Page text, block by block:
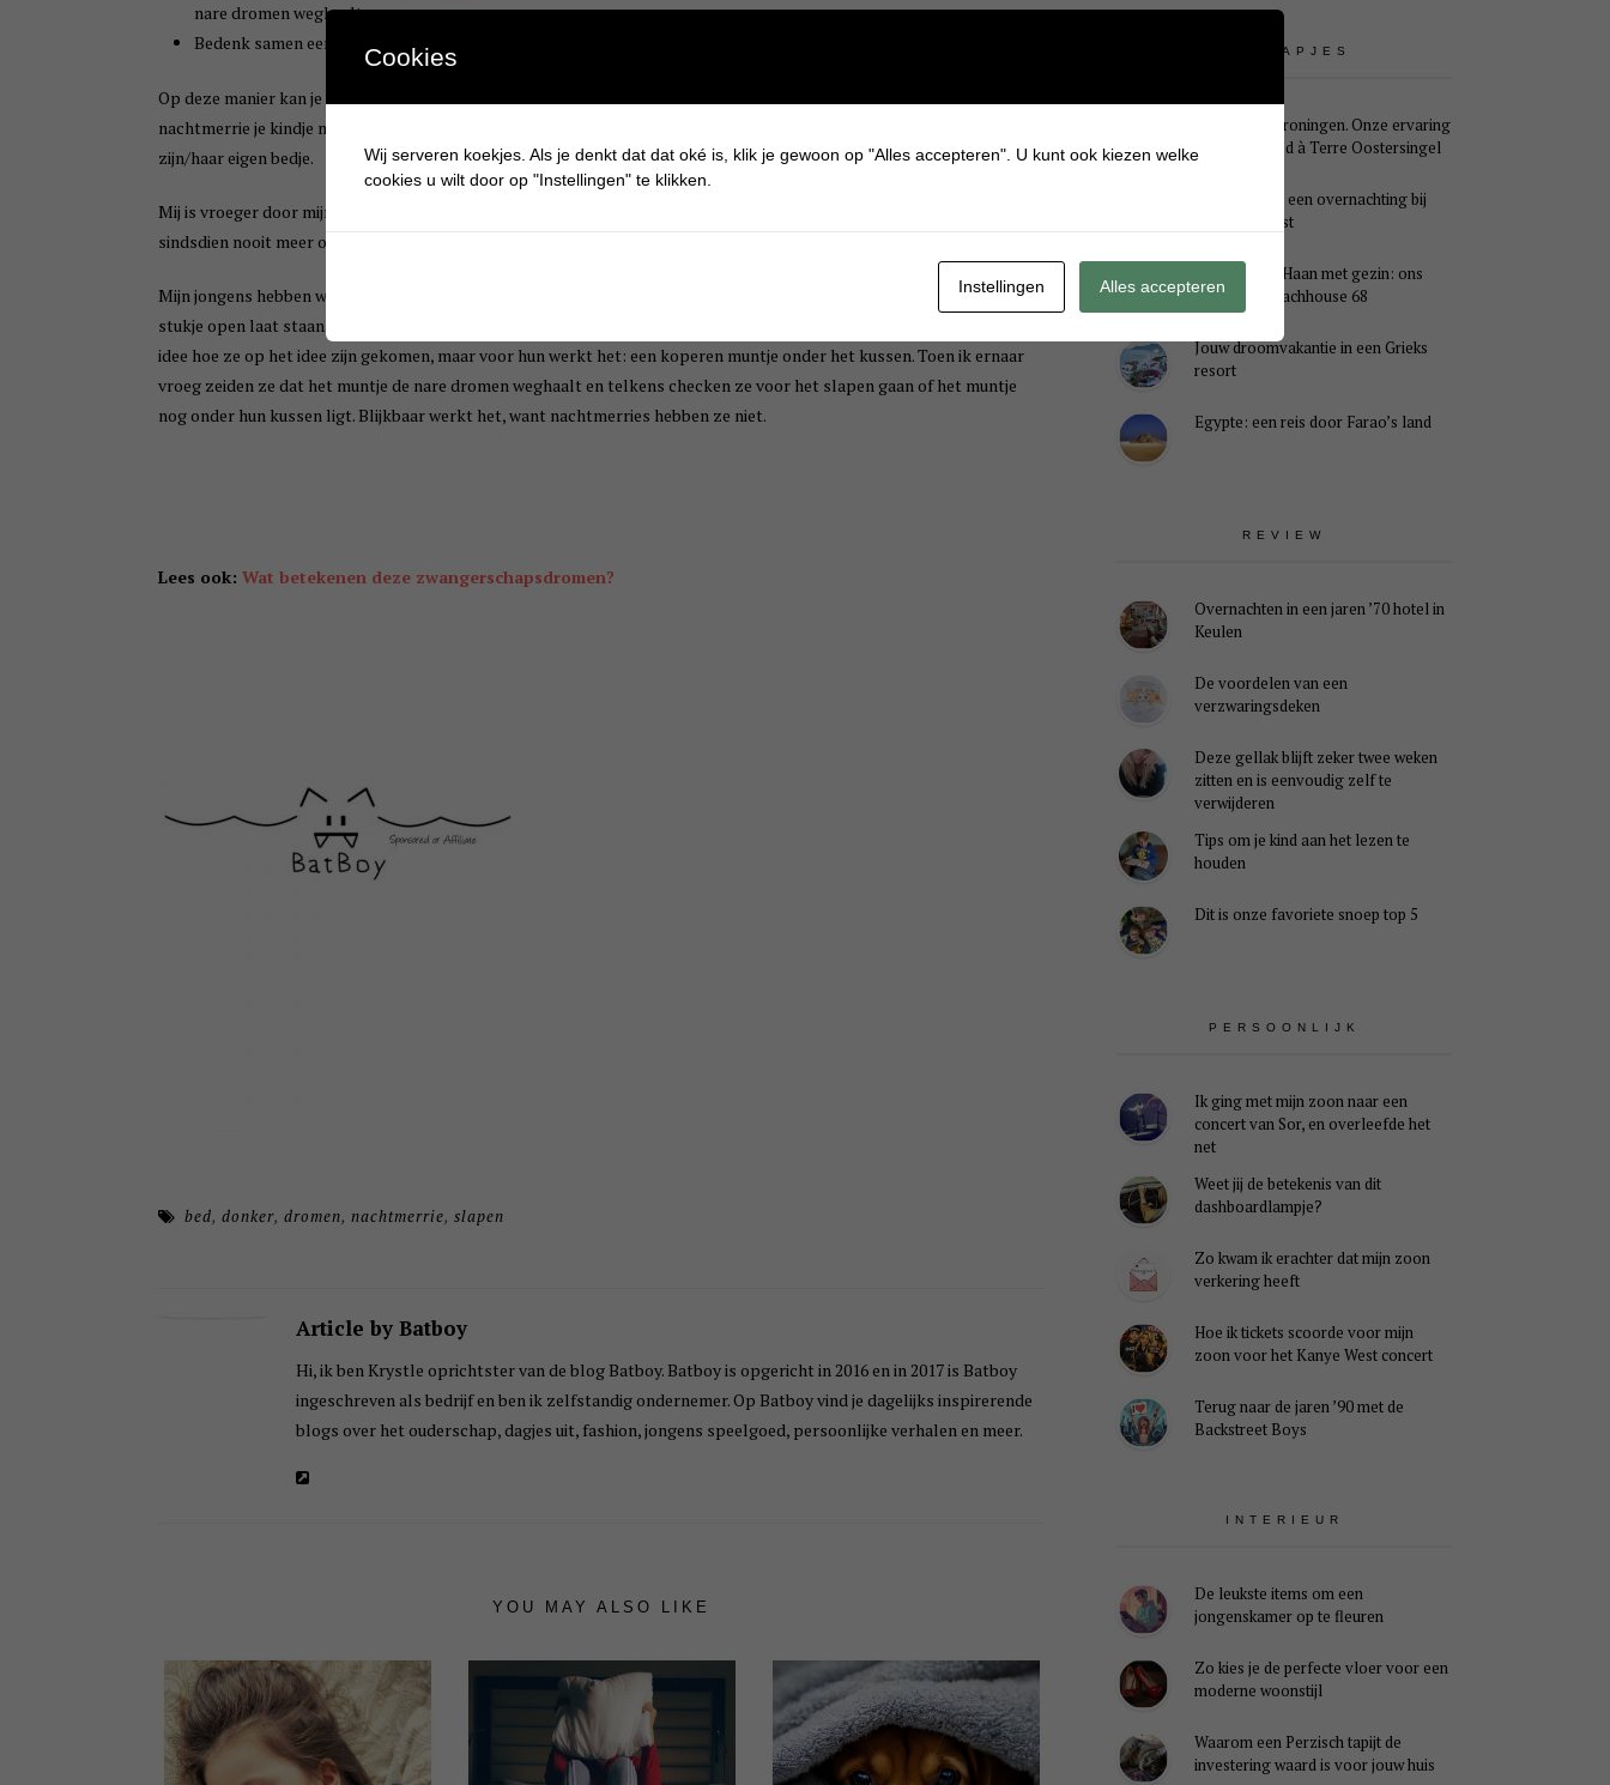
nare dromen weghaalt.
Bedenk samen een ritueel om de enge dromen weg te jagen.
Op deze manier kan je kindje met een fijn en goed gevoel gaan slapen.
nachtmerrie je kindje mee te nemen naar jouw bed. Dit bevestigd namelijk dat jouw bed een veiligere plek is dan
zijn/haar eigen bedje.
Mij is vroeger door mijn moeder verteld dat als ik op mijn rug ging slapen, ik dan nachtmerries kon krijgen. Ik heb
sindsdien nooit meer op mijn rug gelegen en ook bijna nooit geen enge droom meer gehad.
Mijn jongens hebben wel eens nachtmerries gehad en Sten vind het prettig als ik de deur van zijn slaapkamer een
stukje open laat staan. Daarbij hebben Deon en Sten iets bedacht zodat ze geen enge dromen meer krijgen. Ik heb geen
idee hoe ze op het idee zijn gekomen, maar voor hun werkt het: een koperen muntje onder het kussen. Toen ik ernaar
vroeg zeiden ze dat het muntje de nare dromen weghaalt en telkens checken ze voor het slapen gaan of het muntje
nog onder hun kussen ligt. Blijkbaar werkt het, want nachtmerries hebben ze niet.
Lees ook: Wat betekenen deze zwangerschapsdromen?
bed,donker,dromen,nachtmerrie,slapen
Article by Batboy
Hi, ik ben Krystle oprichtster van de blog Batboy. Batboy is opgericht in 2016 en in 2017 is Batboy
ingeschreven als bedrijf en ben ik zelfstandig ondernemer. Op Batboy vind je dagelijks inspirerende
blogs over het ouderschap, dagjes uit, fashion, jongens speelgoed, persoonlijke verhalen en meer.
YOU MAY ALSO LIKE
UITSTAPJES
Weekendje Groningen. Onze ervaring
met B&B Pied à Terre Oostersingel
Genieten van een overnachting bij
B&B Landlust
Midweek De Haan met gezin: ons
verblijf in Beachhouse 68
Jouw droomvakantie in een Grieks
resort
Egypte: een reis door Farao’s land
REVIEW
Overnachten in een jaren ’70 hotel in
Keulen
De voordelen van een
verzwaringsdeken
Deze gellak blijft zeker twee weken
zitten en is eenvoudig zelf te
verwijderen
Tips om je kind aan het lezen te
houden
Dit is onze favoriete snoep top 5
PERSOONLIJK
Ik ging met mijn zoon naar een
concert van Sor, en overleefde het
net
Weet jij de betekenis van dit
dashboardlampje?
Zo kwam ik erachter dat mijn zoon
verkering heeft
Hoe ik tickets scoorde voor mijn
zoon voor het Kanye West concert
Terug naar de jaren ’90 met de
Backstreet Boys
INTERIEUR
De leukste items om een
jongenskamer op te fleuren
Zo kies je de perfecte vloer voor een
moderne woonstijl
Waarom een Perzisch tapijt de
investering waard is voor jouw huis
Cookies
Wij serveren koekjes. Als je denkt dat dat oké is, klik je gewoon op "Alles accepteren". U kunt ook kiezen welke
cookies u wilt door op "Instellingen" te klikken.
Instellingen Alles accepteren